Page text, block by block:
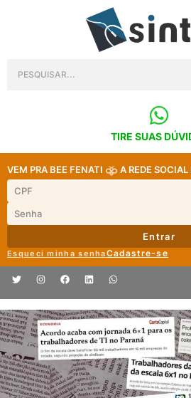
TIRE SUAS
VEM PRA BEE FENATI A REDE
Entrar
Esqueci minha senhaCadastre-se